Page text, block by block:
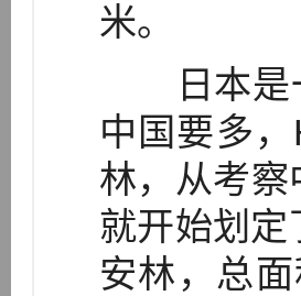
米。
日本是一
中国要多
林，从考
就开始划
安林，总